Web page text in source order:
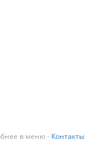
в меню - Контакты